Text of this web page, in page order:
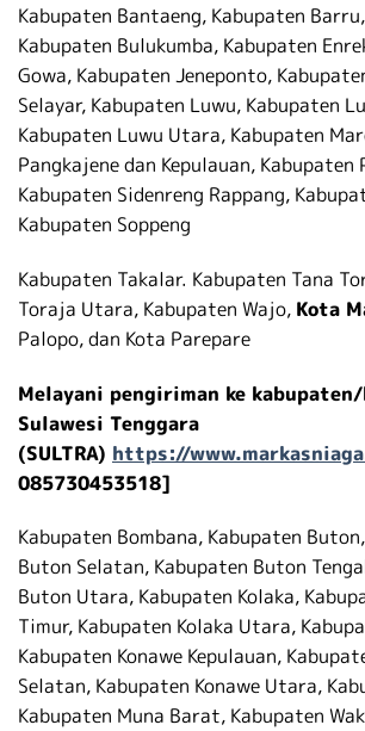
Kabupaten Bantaeng, Kabupaten
Kabupaten Bulukumba, Kabupaten
Gowa, Kabupaten Jeneponto,
Selayar, Kabupaten Luwu, Kabupaten
Kabupaten Luwu Utara, Kabupaten
Pangkajene dan Kepulauan, Kabupaten
Kabupaten Sidenreng Rappang,
Kabupaten Soppeng
Kabupaten Takalar. Kabupaten Tana
Toraja Utara, Kabupaten Wajo, Kota
Palopo, dan Kota Parepare
Melayani pengiriman ke
Sulawesi Tenggara
(SULTRA) https://
085730453518]
Kabupaten Bombana, Kabupaten
Buton Selatan, Kabupaten Buton
Buton Utara, Kabupaten Kolaka,
Timur, Kabupaten Kolaka Utara,
Kabupaten Konawe Kepulauan,
Selatan, Kabupaten Konawe Utara,
Kabupaten Muna Barat, Kabupaten